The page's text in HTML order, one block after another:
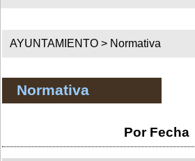
AYUNTAMIENTO > Normativa
Normativa
Por Fecha